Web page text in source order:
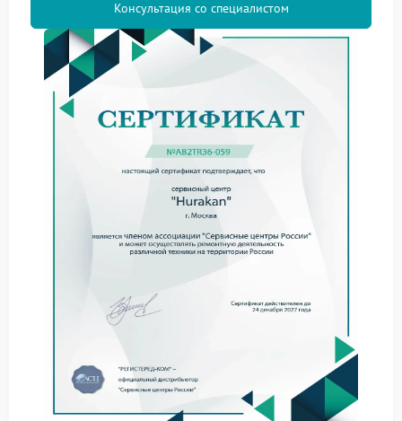
создает нужного давления для генерации пара;
воздух в контуре — нарушение герметичности
или недавнее заполнение системы без полного
удаления воздушных пробок.
Сервис Hurakan предлагает пошаговую
самодиагностику — попробуйте выполнить простые
действия до обращения к специалистам:
проверьте уровень воды и долейте ее до отметки,
очистите паровую трубку и форсунку от молочных
остатков мягкой щеткой;
пропустите пар без насадки 1–2 минуты, чтобы
удалить возможные воздушные пробки;
Когда самостоятельные меры не дают результата,
стоит запланировать ремонт кофемашины Hurakan.
перегрузке нагревательных элементов и более
дорогому ремонту в перспективе.
Сервисный центр Hurakan оснащен
Консультация со специалистом